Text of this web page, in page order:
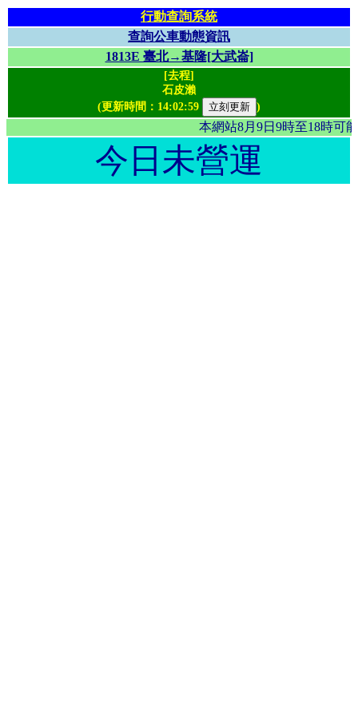
行動查詢系統
查詢公車動態資訊
1813E 臺北→基隆[大武崙]
[去程]
石皮瀨
(更新時間： 14:02:59 )
本網站8月9日9時至18
今日未營運